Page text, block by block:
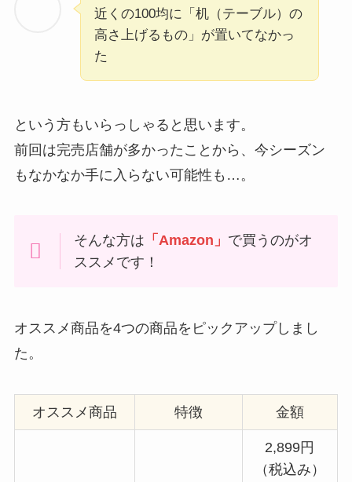
近くの100均に「机（テーブル）の
高さ上げるもの」が置いてなかっ
た
という方もいらっしゃると思います。
前回は完売店舗が多かったことから、今シーズン
もなかなか手に入らない可能性も…。
そんな方は 「Amazon」 で買うのがオ
ススメです！
オススメ商品を4つの商品をピックアップしまし
た。
オススメ商品 特徴 金額
2,899円
（税込み）